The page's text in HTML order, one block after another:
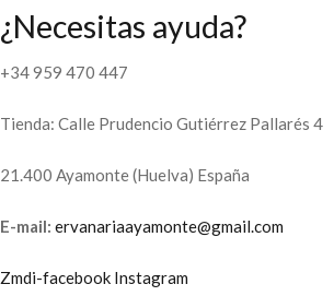
¿Necesitas ayuda?
+34 959 470 447
Tienda: Calle Prudencio Gutiérrez Pallarés 4
21.400 Ayamonte (Huelva) España
E-mail: ervanariaayamonte@gmail.com
Zmdi-facebook Instagram